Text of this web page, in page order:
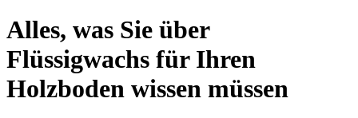
Alles, was Sie über
Flüssigwachs für Ihren
Holzboden wissen müssen